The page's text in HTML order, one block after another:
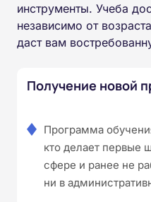
инструменты. Учеба
независимо от
даст вам
Получение новой
Программа
кто делает первые
сфере и ранее не
ни в